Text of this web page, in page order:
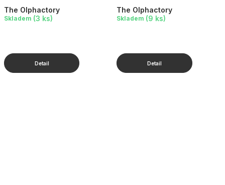
The Olphactory
Skladem (3 ks)
The Olphactory
Skladem (9 ks)